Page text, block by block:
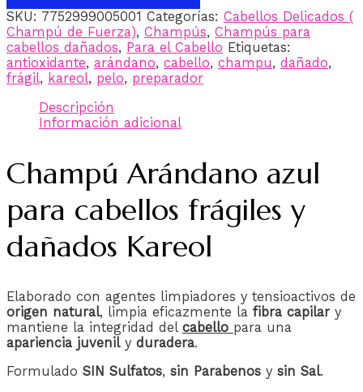
SKU: 7752999005001 Categorías: Cabellos Delicados (
Champú de Fuerza), Champús, Champús para
cabellos dañados, Para el Cabello Etiquetas:
antioxidante, arándano, cabello, champu, dañado,
frágil, kareol, pelo, preparador
Descripción
Información adicional
Champú Arándano azul
para cabellos frágiles y
dañados Kareol
Elaborado con agentes limpiadores y tensioactivos de
origen natural, limpia eficazmente la fibra capilar y
mantiene la integridad del cabello para una
apariencia juvenily duradera.
Formulado SIN Sulfatos, sin Parabenos y sin Sal.